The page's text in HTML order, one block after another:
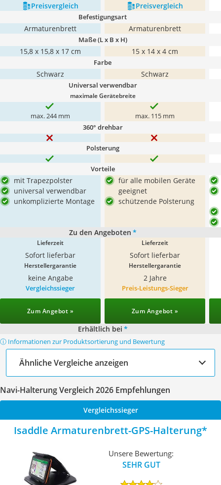
Preis­vergleich Preis­vergleich
Befestigungsart
Armaturenbrett Armaturenbrett
Maße (L x B x H)
15,8 x 15,8 x 17 cm 15 x 14 x 4 cm
Farbe
Schwarz Schwarz
Universal verwendbar
maximale Gerätebreite
max. 244 mm max. 115 mm
360° drehbar
Polsterung
Vorteile
mit Trapezpolster
universal verwendbar
unkomplizierte Montage
für alle mobilen Geräte
geeignet
schützende Polsterung
Zu den Angeboten *
Lieferzeit
Sofort lieferbar
Lieferzeit
Sofort lieferbar
Herstellergarantie
keine Angabe
Herstellergarantie
2 Jahre
Vergleichssieger
Zum Angebot »
Preis-Leistungs-Sieger
Zum Angebot »
Erhältlich bei *
ⓘ Informationen zur Produktsortierung und Bewertung
Ähnliche Vergleiche anzeigen
Navi-Halterung Vergleich 2026 Empfehlungen
Vergleichssieger
Isaddle Armaturenbrett-GPS-Halterung
Unsere Bewertung:
SEHR GUT